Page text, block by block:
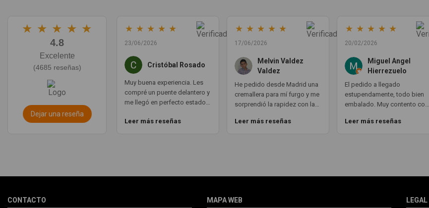
★ ★ ★ ★ ★
4.8
Excelente
(4685 reseñas)
Dejar una reseña
★ ★ ★ ★ ★
23/06/2026
Cristóbal Rosado
Muy buena experiencia. Les
compré un puente delantero y
me llegó en perfecto estado,
comunicación por WhatsApp
Leer más reseñas
★ ★ ★ ★ ★
17/06/2026
Melvin Valdez
Valdez
He pedido desde Madrid una
cremallera para mí furgo y me
sorprendió la rapidez con la
además de que pocas veces
correcta y bien embalada,
Leer más reseñas
★ ★ ★ ★ ★
20/02/2026
Miguel Angel
Hierrezuelo
El pedido a llegado
estupendamente, todo bien
embalado. Muy contento con
que necesitaba. Gracias 😊
Leer más reseñas
CONTACTO MAPA WEB LEGAL